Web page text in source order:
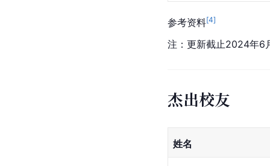
参考资料[4]
注：更新截止2024年6
杰出校友
姓名